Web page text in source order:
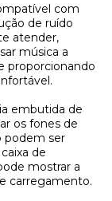
com
de ruído
atender,
música a
proporcionando
embutida de
os fones de
podem ser
de
mostrar a
carregamento.